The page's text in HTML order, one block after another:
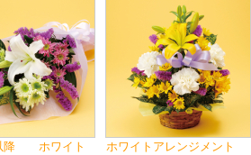
降 ホワイト
ホワイトアレンジメント